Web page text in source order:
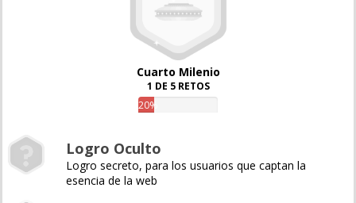
Cuarto Milenio
1 DE 5 RETOS
20%
Logro Oculto
Logro secreto, para los usuarios que captan la
esencia de la web